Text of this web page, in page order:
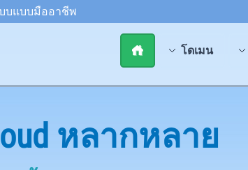
บแบบมืออาชีพ
โดเมน
หลากหลาย